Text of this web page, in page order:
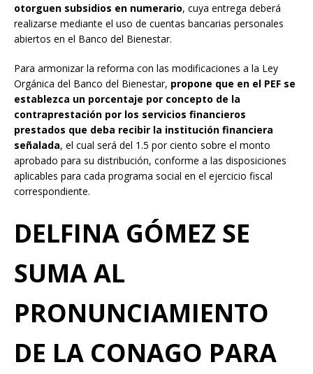
otorguen subsidios en numerario, cuya entrega deberá
realizarse mediante el uso de cuentas bancarias personales
abiertos en el Banco del Bienestar.
Para armonizar la reforma con las modificaciones a la Ley
Orgánica del Banco del Bienestar, propone que en el PEF se
establezca un porcentaje por concepto de la
contraprestación por los servicios financieros
prestados que deba recibir la institución financiera
señalada, el cual será del 1.5 por ciento sobre el monto
aprobado para su distribución, conforme a las disposiciones
aplicables para cada programa social en el ejercicio fiscal
correspondiente.
DELFINA GÓMEZ SE
SUMA AL
PRONUNCIAMIENTO
DE LA CONAGO PARA